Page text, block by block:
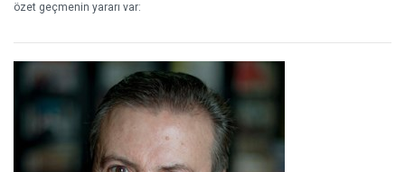
özet geçmenin yararı var: